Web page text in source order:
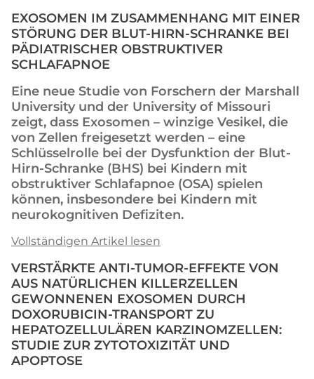
EXOSOMEN IM ZUSAMMENHANG MIT EINER
STÖRUNG DER BLUT-HIRN-SCHRANKE BEI
PÄDIATRISCHER OBSTRUKTIVER
SCHLAFAPNOE
Eine neue Studie von Forschern der Marshall
University und der University of Missouri
zeigt, dass Exosomen – winzige Vesikel, die
von Zellen freigesetzt werden – eine
Schlüsselrolle bei der Dysfunktion der Blut-
Hirn-Schranke (BHS) bei Kindern mit
obstruktiver Schlafapnoe (OSA) spielen
können, insbesondere bei Kindern mit
neurokognitiven Defiziten.
Vollständigen Artikel lesen
VERSTÄRKTE ANTI-TUMOR-EFFEKTE VON
AUS NATÜRLICHEN KILLERZELLEN
GEWONNENEN EXOSOMEN DURCH
DOXORUBICIN-TRANSPORT ZU
HEPATOZELLULÄREN KARZINOMZELLEN:
STUDIE ZUR ZYTOTOXIZITÄT UND
APOPTOSE